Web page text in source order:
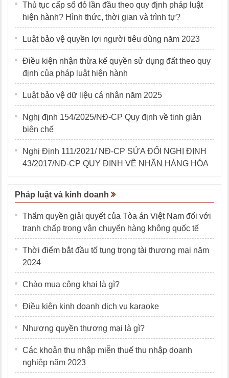
Thủ tục cấp sổ đỏ lần đầu theo quy định pháp luật
hiện hành? Hình thức, thời gian và trình tự?
Luật bảo vệ quyền lợi người tiêu dùng năm 2023
Điều kiện nhận thừa kế quyền sử dụng đất theo quy
định của pháp luật hiện hành
Luật bảo vệ dữ liệu cá nhân năm 2025
Nghị định 154/2025/NĐ-CP Quy định về tinh giản
biên chế
Nghị Định 111/2021/ NĐ-CP SỬA ĐỔI NGHỊ ĐỊNH
43/2017/NĐ-CP QUY ĐỊNH VỀ NHÃN HÀNG HÓA
Pháp luật và kinh doanh
Thẩm quyền giải quyết của Tòa án Việt Nam đối với
tranh chấp trong vận chuyển hàng không quốc tế
Thời điểm bắt đầu tố tụng trọng tài thương mại năm
2024
Chào mua công khai là gì?
Điều kiện kinh doanh dịch vụ karaoke
Nhượng quyền thương mại là gì?
Các khoản thu nhập miễn thuế thu nhập doanh
nghiệp năm 2023